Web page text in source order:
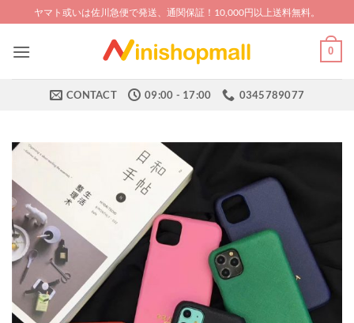
to
content
ヤマト或いは佐川急便で発送、通関保証！10,000円以上送料無料。
0
CONTACT 09:00 - 17:00 0345789077